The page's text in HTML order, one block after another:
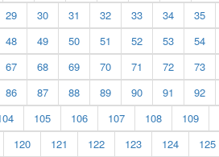
29 30 31 32 33 34 35
48 49 50 51 52 53 54
67 68 69 70 71 72 73
86 87 88 89 90 91 92
105 106 107 108 109
120 121 122 123 124 125